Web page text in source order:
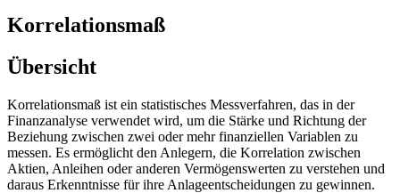
Korrelationsmaß
Übersicht
Korrelationsmaß ist ein statistisches Messverfahren, das in der
Finanzanalyse verwendet wird, um die Stärke und Richtung der
Beziehung zwischen zwei oder mehr finanziellen Variablen zu
messen. Es ermöglicht den Anlegern, die Korrelation zwischen
Aktien, Anleihen oder anderen Vermögenswerten zu verstehen und
daraus Erkenntnisse für ihre Anlageentscheidungen zu gewinnen.